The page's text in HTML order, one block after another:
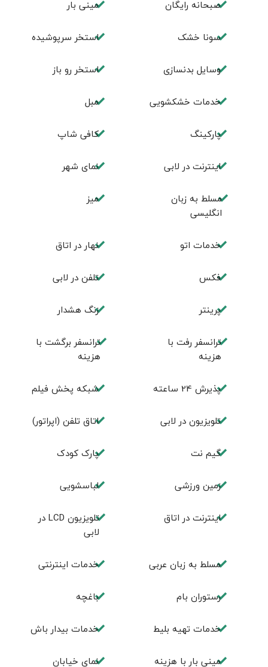
صبحانه رایگان مینی بار
سونا خشک استخر سرپوشیده
وسایل بدنسازی استخر رو باز
خدمات خشکشویی مبل
پاركينگ كافی شاپ
اينترنت در لابی نمای شهر
مسلط به زبان
انگليسی
ميز
خدمات اتو نهار در اتاق
فكس تلفن در لابی
پرینتر زنگ هشدار
ترانسفر رفت با
هزینه
ترانسفر برگشت با
هزینه
پذیرش 24 ساعته شبکه پخش فیلم
تلویزیون در لابی اتاق تلفن (اپراتور)
گیم نت پارک کودک
زمین ورزشی لباسشویی
اينترنت در اتاق
تلويزيون LCD در
لابی
مسلط به زبان عربی خدمات اینترنتی
رستوران بام باغچه
خدمات تهيه بليط خدمات بیدار باش
مینی بار با هزینه نمای خیابان